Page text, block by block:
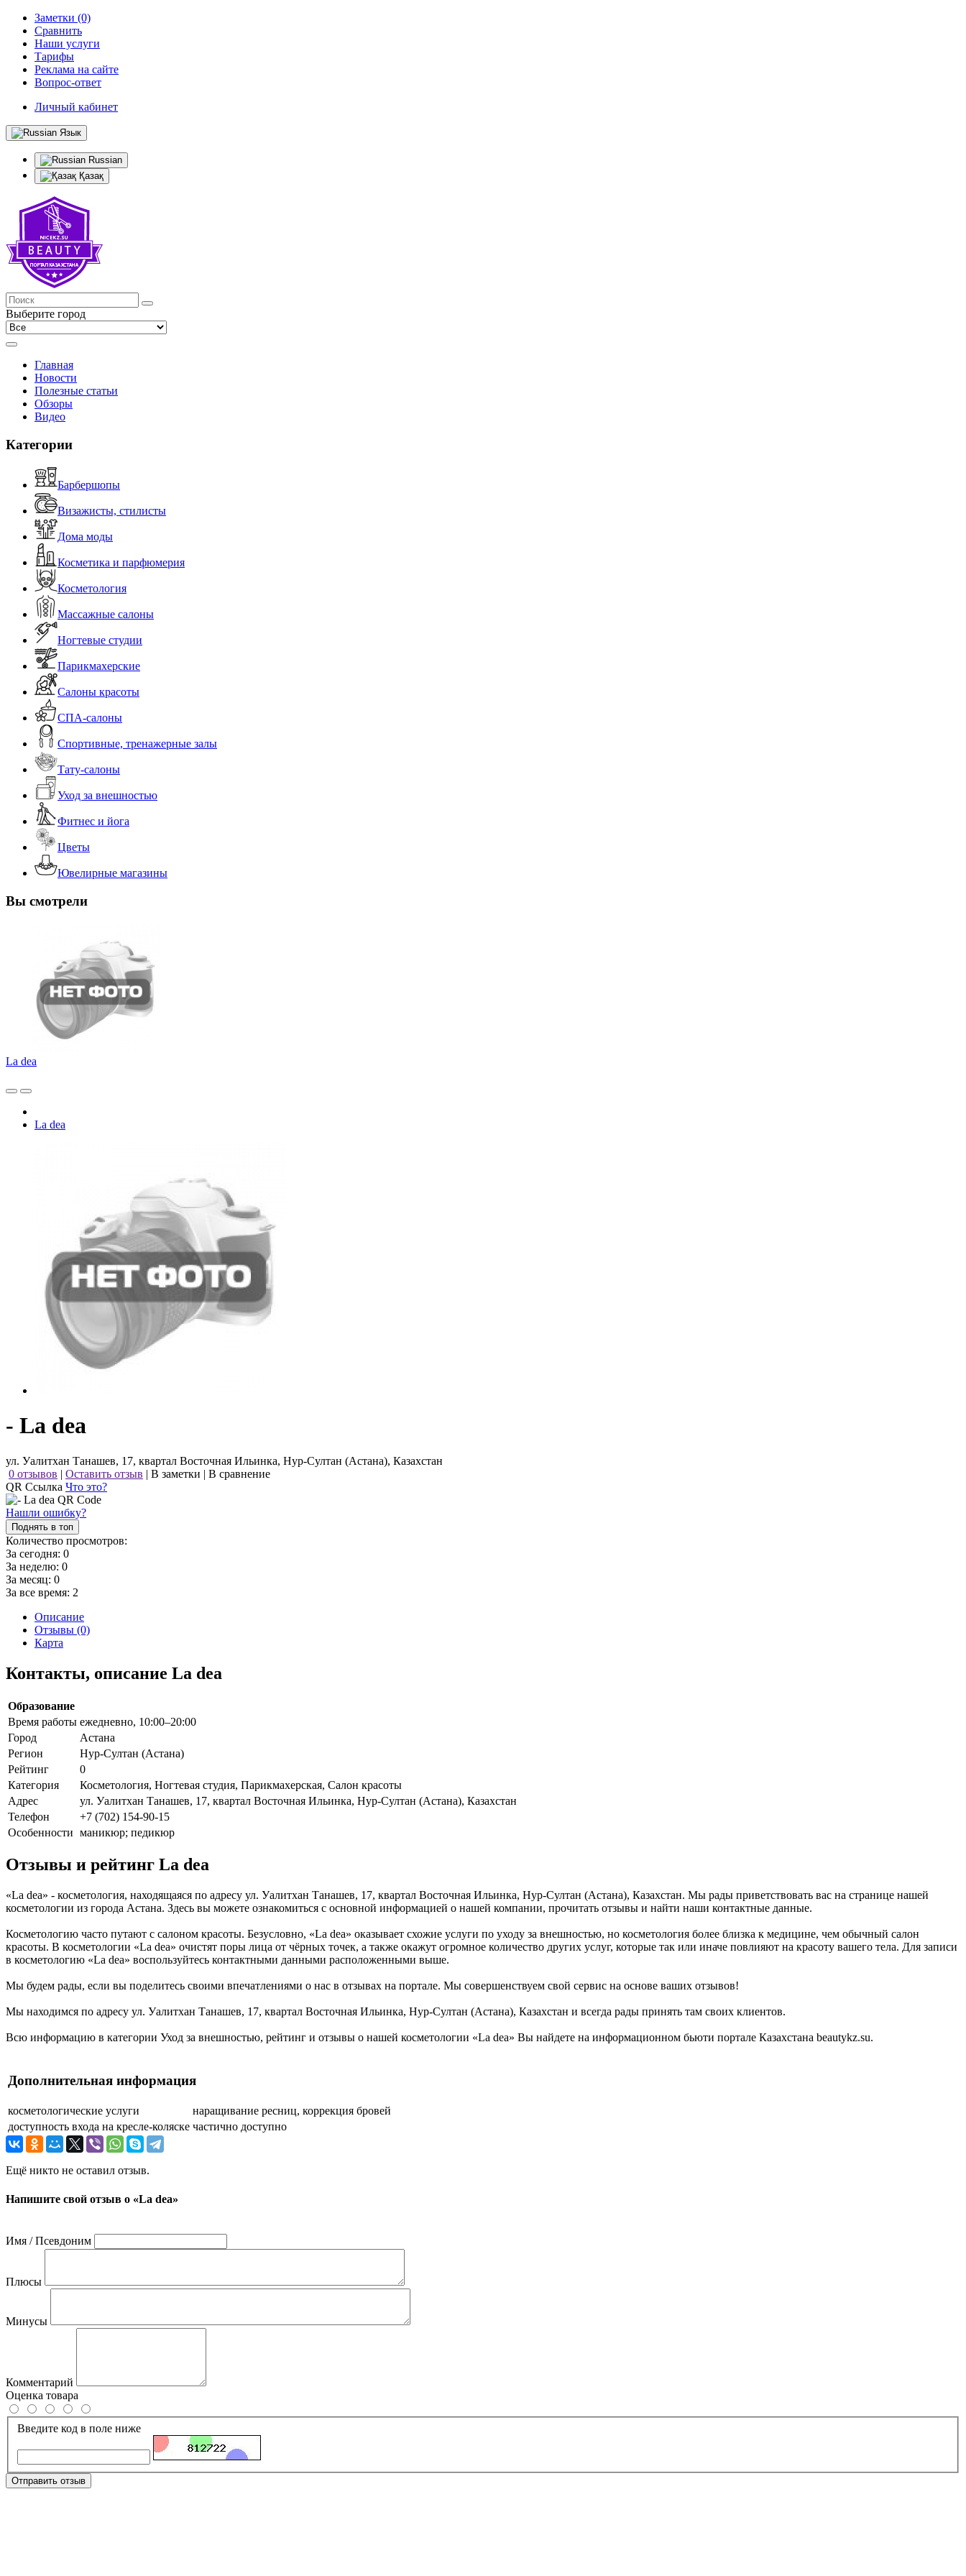
Заметки (0)
Сравнить
Наши услуги
Тарифы
Реклама на сайте
Вопрос-ответ
Личный кабинет
Язык
Russian
Қазақ
Выберите город
Главная
Новости
Полезные статьи
Обзоры
Видео
Категории
Барбершопы
Визажисты, стилисты
Дома моды
Косметика и парфюмерия
Косметология
Массажные салоны
Ногтевые студии
Парикмахерские
Салоны красоты
СПА-салоны
Спортивные, тренажерные залы
Тату-салоны
Уход за внешностью
Фитнес и йога
Цветы
Ювелирные магазины
Вы смотрели
La dea
La dea
- La dea
ул. Уалитхан Танашев, 17, квартал Восточная Ильинка, Нур-Султан (Астана), Казахстан
0 отзывов | Оставить отзыв | В заметки | В сравнение
QR Ссылка Что это?
Нашли ошибку?
Поднять в топ
Количество просмотров:
За сегодня: 0
За неделю: 0
За месяц: 0
За все время: 2
Описание
Отзывы (0)
Карта
Контакты, описание La dea
Образование
Время работы ежедневно, 10:00–20:00
Город
Астана
Регион
Нур-Султан (Астана)
Рейтинг
0
Категория
Косметология, Ногтевая студия, Парикмахерская, Салон красоты
Адрес
ул. Уалитхан Танашев, 17, квартал Восточная Ильинка, Нур-Султан (Астана), Казахстан
Телефон
+7 (702) 154-90-15
Особенности маникюр; педикюр
Отзывы и рейтинг La dea
«La dea» - косметология, находящаяся по адресу ул. Уалитхан Танашев, 17, квартал Восточная Ильинка, Нур-Султан (Астана), Казахстан. Мы рады приветствовать вас на странице нашей
косметологии из города Астана. Здесь вы можете ознакомиться с основной информацией о нашей компании, прочитать отзывы и найти наши контактные данные.
Косметологию часто путают с салоном красоты. Безусловно, «La dea» оказывает схожие услуги по уходу за внешностью, но косметология более близка к медицине, чем обычный салон
красоты. В косметологии «La dea» очистят поры лица от чёрных точек, а также окажут огромное количество других услуг, которые так или иначе повлияют на красоту вашего тела. Для записи
в косметологию «La dea» воспользуйтесь контактными данными расположенными выше.
Мы будем рады, если вы поделитесь своими впечатлениями о нас в отзывах на портале. Мы совершенствуем свой сервис на основе ваших отзывов!
Мы находимся по адресу ул. Уалитхан Танашев, 17, квартал Восточная Ильинка, Нур-Султан (Астана), Казахстан и всегда рады принять там своих клиентов.
Всю информацию в категории Уход за внешностью, рейтинг и отзывы о нашей косметологии «La dea» Вы найдете на информационном бьюти портале Казахстана beautykz.su.
Дополнительная информация
косметологические услуги
наращивание ресниц, коррекция бровей
доступность входа на кресле-коляске частично доступно
Ещё никто не оставил отзыв.
Напишите свой отзыв о «La dea»
Имя / Псевдоним
Плюсы
Минусы
Комментарий
Оценка товара
Введите код в поле ниже
Отправить отзыв